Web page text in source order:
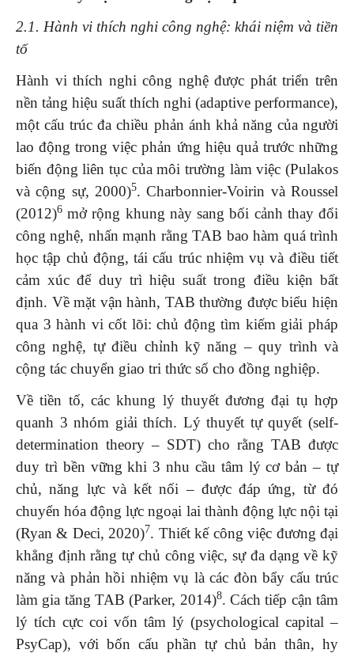
2.1. Hành vi thích nghi công nghệ: khái niệm và tiền
tố
Hành vi thích nghi công nghệ được phát triển trên
nền tảng hiệu suất thích nghi (adaptive performance),
một cấu trúc đa chiều phản ánh khả năng của người
lao động trong việc phản ứng hiệu quả trước những
biến động liên tục của môi trường làm việc (Pulakos
và cộng sự, 2000)5. Charbonnier-Voirin và Roussel
(2012)6 mở rộng khung này sang bối cảnh thay đổi
công nghệ, nhấn mạnh rằng TAB bao hàm quá trình
học tập chủ động, tái cấu trúc nhiệm vụ và điều tiết
cảm xúc để duy trì hiệu suất trong điều kiện bất
định. Về mặt vận hành, TAB thường được biểu hiện
qua 3 hành vi cốt lõi: chủ động tìm kiếm giải pháp
công nghệ, tự điều chỉnh kỹ năng – quy trình và
cộng tác chuyển giao tri thức số cho đồng nghiệp.
Về tiền tố, các khung lý thuyết đương đại tụ hợp
quanh 3 nhóm giải thích. Lý thuyết tự quyết (self-
determination theory – SDT) cho rằng TAB được
duy trì bền vững khi 3 nhu cầu tâm lý cơ bản – tự
chủ, năng lực và kết nối – được đáp ứng, từ đó
chuyển hóa động lực ngoại lai thành động lực nội tại
(Ryan & Deci, 2020)7. Thiết kế công việc đương đại
khẳng định rằng tự chủ công việc, sự đa dạng về kỹ
năng và phản hồi nhiệm vụ là các đòn bẩy cấu trúc
làm gia tăng TAB (Parker, 2014)8. Cách tiếp cận tâm
lý tích cực coi vốn tâm lý (psychological capital –
PsyCap), với bốn cấu phần tự chủ bản thân, hy